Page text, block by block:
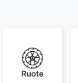
Ruote